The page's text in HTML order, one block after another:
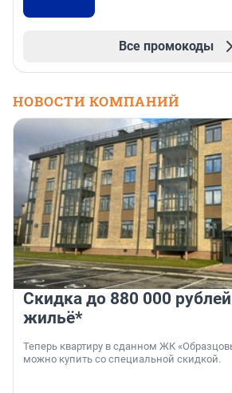
Все промокоды
НОВОСТИ КОМПАНИЙ
Скидка до 880 000
жильё*
Теперь квартиру в сданном ЖК
можно купить со специальной скидкой.